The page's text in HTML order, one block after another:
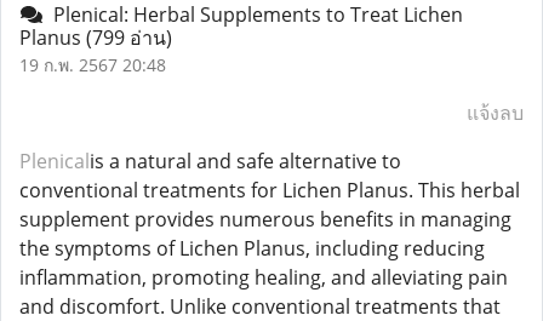
Plenical: Herbal Supplements to Treat Lichen
Planus (799 อ่าน)
19 ก.พ. 2567 20:48
แจ้งลบ
Plenicalis a natural and safe alternative to
conventional treatments for Lichen Planus. This herbal
supplement provides numerous benefits in managing
the symptoms of Lichen Planus, including reducing
inflammation, promoting healing, and alleviating pain
and discomfort. Unlike conventional treatments that